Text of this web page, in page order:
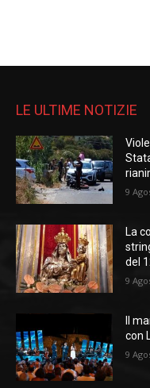
LE ULTIME NOTIZIE
9
La
del
9
Il
con
9